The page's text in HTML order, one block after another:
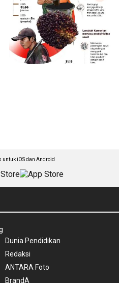
untuk iOS dan Android
Dunia Pendidikan
Redaksi
ANTARA Foto
BrandA